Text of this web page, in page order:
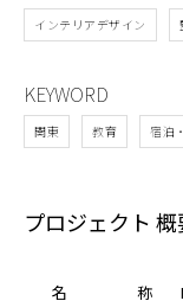
インテリアデザイン
KEYWORD
関東 教育 宿泊
プロジェクト
名 称